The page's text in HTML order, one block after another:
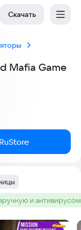
Скачать
Mafia Game
и антивирусом